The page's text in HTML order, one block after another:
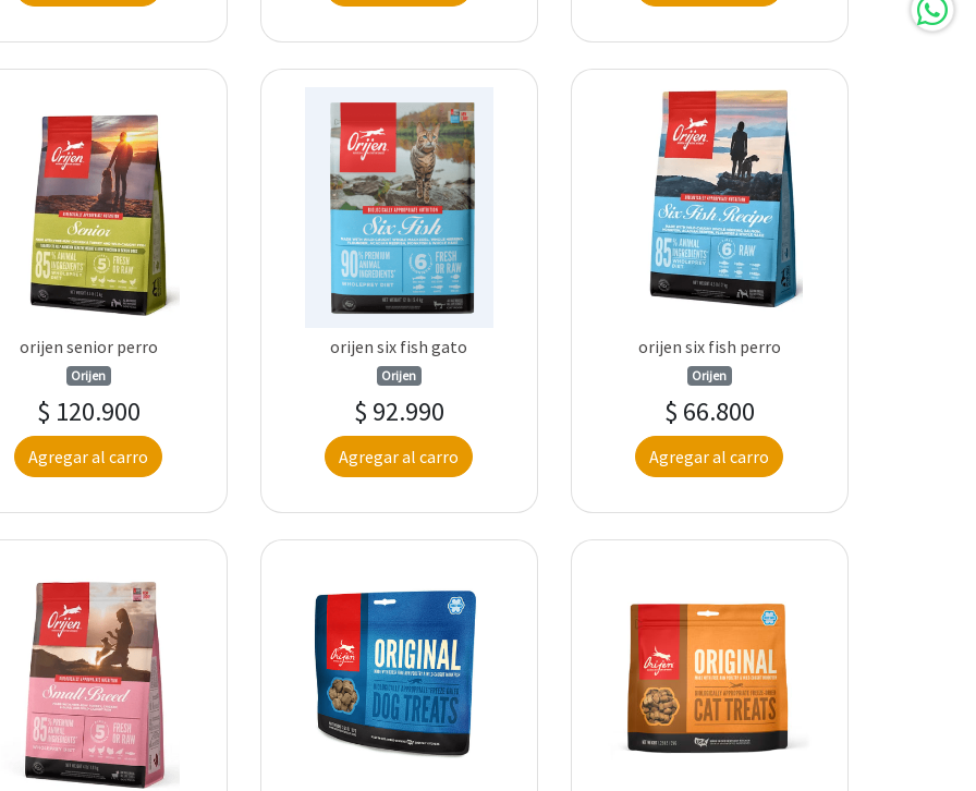
orijen senior perro
Orijen
$ 120.900
Agregar al carro
orijen six fish gato
Orijen
$ 92.990
Agregar al carro
orijen six fish perro
Orijen
$ 66.800
Agregar al carro